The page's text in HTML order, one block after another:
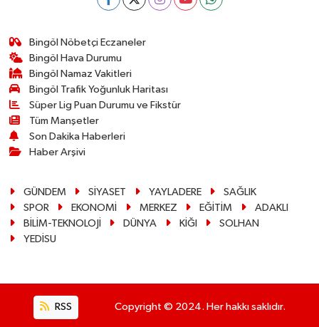
Bingöl Nöbetçi Eczaneler
Bingöl Hava Durumu
Bingöl Namaz Vakitleri
Bingöl Trafik Yoğunluk Haritası
Süper Lig Puan Durumu ve Fikstür
Tüm Manşetler
Son Dakika Haberleri
Haber Arşivi
GÜNDEM SİYASET YAYLADERE
SAĞLIK
SPOR
EKONOMİ MERKEZ EĞİTİM
ADAKLI
BİLİM-TEKNOLOJİ
DÜNYA KİĞI
SOLHAN
YEDİSU
RSS Copyright © 2024. Her hakkı saklıdır.